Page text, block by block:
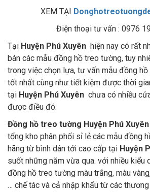
XEM TẠI
Điện thoại tư vấn : 0976
Tại Huyện Phú Xuyên hiện nay có rất
bán các mẫu đồng hồ treo tường, tuy
trong việc chọn lựa, tư vấn mẫu đồng
tốt nhất cùng như tiết kiệm được thời
tại Huyện Phú Xuyên chưa có nhiều
được điều đó.
Đồng hồ treo tường Huyện Phú Xuyên
tổng kho phân phối sỉ lẻ các mẫu đồng
hãng từ bình dân tới cao cấp tại Huyện
suốt những năm vừa qua. với nhiều kiểu
đồng hồ treo tường màu trắng, màu
… chế tác và cả nhập khẩu từ các